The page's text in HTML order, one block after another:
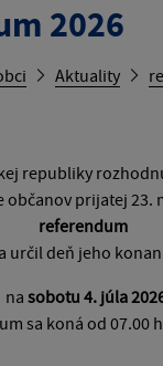
2026
Aktuality
republiky
občanov prijatej 23.
referendum
a určil deň jeho
na sobotu 4. júla
sa koná od 07.00